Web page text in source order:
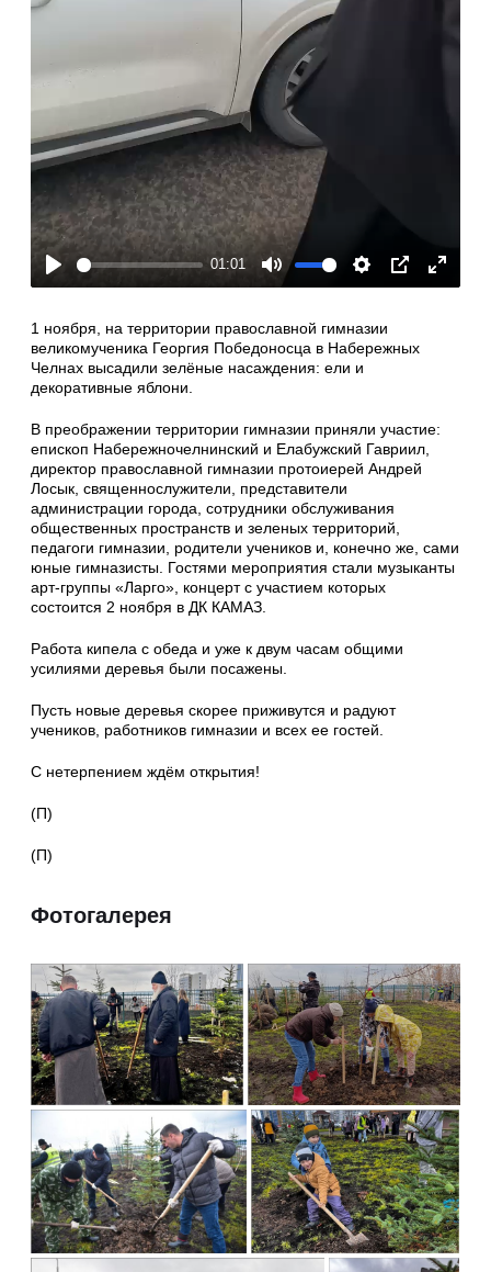
Play
01:01
Mute Settings
PIP
Enter
1 ноября, на территории православной гимназии
великомученика Георгия Победоносца в Набережных
Челнах высадили зелёные насаждения: ели и
декоративные яблони.
В преображении территории гимназии приняли участие:
епископ Набережночелнинский и Елабужский Гавриил,
директор православной гимназии протоиерей Андрей
Лосык, священнослужители, представители
администрации города, сотрудники обслуживания
общественных пространств и зеленых территорий,
педагоги гимназии, родители учеников и, конечно же, сами
юные гимназисты. Гостями мероприятия стали музыканты
арт-группы «Ларго», концерт с участием которых
состоится 2 ноября в ДК КАМАЗ.
Работа кипела с обеда и уже к двум часам общими
усилиями деревья были посажены.
Пусть новые деревья скорее приживутся и радуют
учеников, работников гимназии и всех ее гостей.
С нетерпением ждём открытия!
(П)
(П)
Фотогалерея